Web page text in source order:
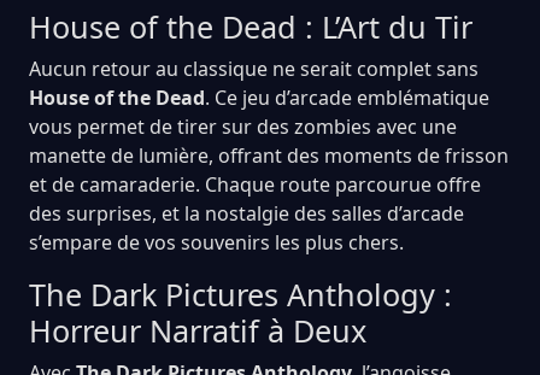
House of the Dead : L’Art du Tir
Aucun retour au classique ne serait complet sans
House of the Dead. Ce jeu d’arcade emblématique
vous permet de tirer sur des zombies avec une
manette de lumière, offrant des moments de frisson
et de camaraderie. Chaque route parcourue offre
des surprises, et la nostalgie des salles d’arcade
s’empare de vos souvenirs les plus chers.
The Dark Pictures Anthology :
Horreur Narratif à Deux